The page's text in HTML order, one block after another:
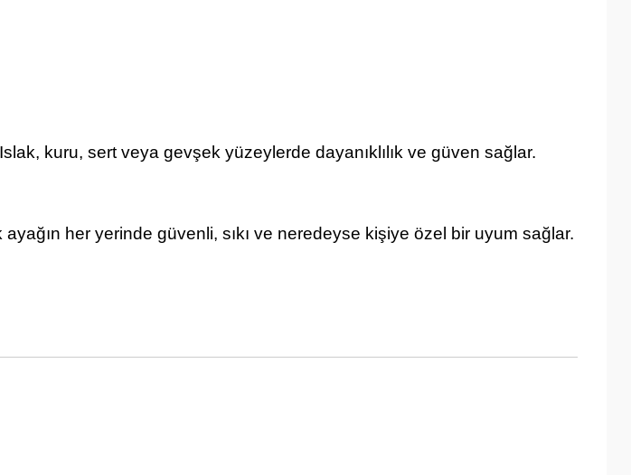
kuru, sert veya gevşek yüzeylerde dayanıklılık ve güven sağlar.
her yerinde güvenli, sıkı ve neredeyse kişiye özel bir uyum sağlar.